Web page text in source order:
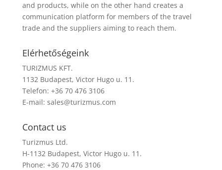
and products, while on the other hand creates a
communication platform for members of the travel
trade and the suppliers aiming to reach them.
Elérhetőségeink
TURIZMUS KFT.
1132 Budapest, Victor Hugo u. 11.
Telefon: +36 70 476 3106
E-mail: sales@turizmus.com
Contact us
Turizmus Ltd.
H-1132 Budapest, Victor Hugo u. 11.
Phone: +36 70 476 3106